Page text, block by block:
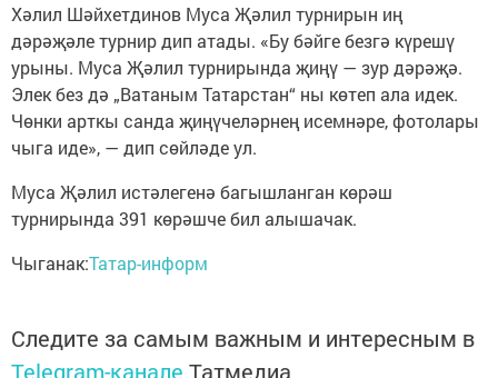
Хәлил Шәйхетдинов Муса Җәлил турнирын иң
дәрәҗәле турнир дип атады. «Бу бәйге безгә күрешү
урыны. Муса Җәлил турнирында җиңү — зур дәрәҗә.
Элек без дә „Ватаным Татарстан“ ны көтеп ала идек.
Чөнки арткы санда җиңүчеләрнең исемнәре, фотолары
чыга иде», — дип сөйләде ул.
Муса Җәлил истәлегенә багышланган көрәш
турнирында 391 көрәшче бил алышачак.
Чыганак:Татар-информ
Следите за самым важным и интересным в
Telegram-канале Татмедиа